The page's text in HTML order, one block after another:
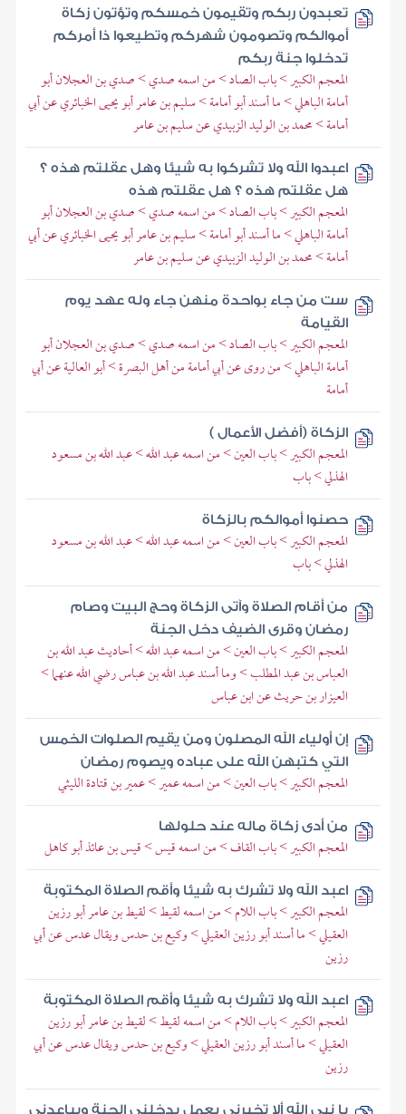
تعبدون ربكم وتقيمون خمسكم وتؤتون زكاة
أموالكم وتصومون شهركم وتطيعوا ذا أمركم
تدخلوا جنة ربكم
المعجم الكبير > باب الصاد > من اسمه صدي > صدي بن العجلان أبو
أمامة الباهلي > ما أسند أبو أمامة > سليم بن عامر أبو يحيى الخبائري عن أبي
أمامة > محمد بن الوليد الزبيدي عن سليم بن عامر
اعبدوا الله ولا تشركوا به شيئا وهل عقلتم هذه ؟
هل عقلتم هذه ؟ هل عقلتم هذه
المعجم الكبير > باب الصاد > من اسمه صدي > صدي بن العجلان أبو
أمامة الباهلي > ما أسند أبو أمامة > سليم بن عامر أبو يحيى الخبائري عن أبي
أمامة > محمد بن الوليد الزبيدي عن سليم بن عامر
ست من جاء بواحدة منهن جاء وله عهد يوم
القيامة
المعجم الكبير > باب الصاد > من اسمه صدي > صدي بن العجلان أبو
أمامة الباهلي > من روى عن أبي أمامة من أهل البصرة > أبو العالية عن أبي
أمامة
الزكاة (أفضل الأعمال )
المعجم الكبير > باب العين > من اسمه عبد الله > عبد الله بن مسعود
الهذلي > باب
حصنوا أموالكم بالزكاة
المعجم الكبير > باب العين > من اسمه عبد الله > عبد الله بن مسعود
الهذلي > باب
من أقام الصلاة وآتى الزكاة وحج البيت وصام
رمضان وقرى الضيف دخل الجنة
المعجم الكبير > باب العين > من اسمه عبد الله > أحاديث عبد الله بن
العباس بن عبد المطلب > وما أسند عبد الله بن عباس رضي الله عنهما >
العيزار بن حريث عن ابن عباس
إن أولياء الله المصلون ومن يقيم الصلوات الخمس
التي كتبهن الله على عباده ويصوم رمضان
المعجم الكبير > باب العين > من اسمه عمير > عمير بن قتادة الليثي
من أدى زكاة ماله عند حلولها
المعجم الكبير > باب القاف > من اسمه قيس > قيس بن عائذ أبو كاهل
اعبد الله ولا تشرك به شيئا وأقم الصلاة المكتوبة
المعجم الكبير > باب اللام > من اسمه لقيط > لقيط بن عامر أبو رزين
العقيلي > ما أسند أبو رزين العقيلي > وكيع بن حدس ويقال عدس عن أبي
رزين
اعبد الله ولا تشرك به شيئا وأقم الصلاة المكتوبة
المعجم الكبير > باب اللام > من اسمه لقيط > لقيط بن عامر أبو رزين
العقيلي > ما أسند أبو رزين العقيلي > وكيع بن حدس ويقال عدس عن أبي
رزين
يا نبي الله ألا تخبرني بعمل يدخلني الجنة ويباعدني